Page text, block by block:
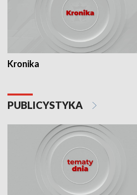
Kronika
PUBLICYSTYKA